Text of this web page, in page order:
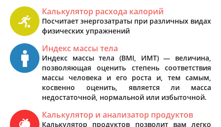
Калькулятор расхода калорий
Посчитает энергозатраты при различных видах
физических упражнений
Индекс массы тела
Индекс массы тела (BMI, ИМТ) — величина,
позволяющая оценить степень соответствия
массы человека и его роста и, тем самым,
косвенно оценить, является ли масса
недостаточной, нормальной или избыточной.
Калькулятор и анализатор продуктов
Калькулятор продуктов позволит вам легко